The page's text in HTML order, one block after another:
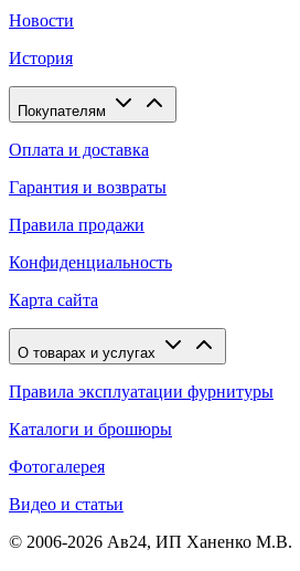
Новости
История
Покупателям
Оплата и доставка
Гарантия и возвраты
Правила продажи
Конфиденциальность
Карта сайта
О товарах и услугах
Правила эксплуатации фурнитуры
Каталоги и брошюры
Фотогалерея
Видео и статьи
© 2006-2026 Ав24, ИП Ханенко М.В.